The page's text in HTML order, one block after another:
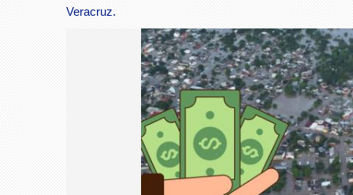
Veracruz.